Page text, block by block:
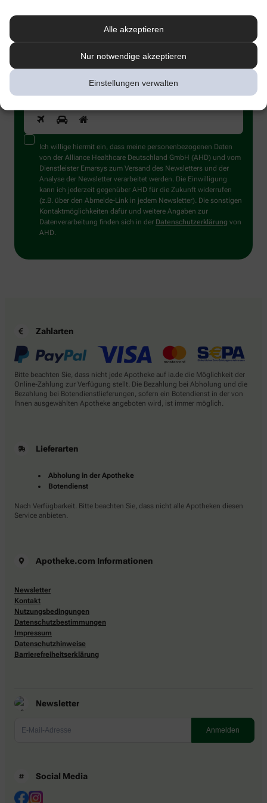
Alle akzeptieren
Nur notwendige akzeptieren
Einstellungen verwalten
Ich willige hiermit ein, dass meine personenbezogenen Daten
von der Alliance Healthcare Deutschland GmbH (AHD) und vom
Dienstleister Emarsys zum Versand des Newsletters und der
Analyse der Newsletter verarbeitet werden. Die Einwilligung
kann ich jederzeit gegenüber AHD für die Zukunft widerrufen
(z.B. über den Abmelde-Link in jedem Newsletter). Die sonstigen
Kontaktmöglichkeiten dafür und weitere Angaben zur
Datenverarbeitung finden sich in der Datenschutzerklärung von
AHD.
Zahlarten
Bitte beachten Sie, dass nicht jede Apotheke auf ia.de die Möglichkeit der
Online-Zahlung zur Verfügung stellt. Die Bezahlung bei Abholung und die
Bezahlung bei Botendienstlieferungen, sofern ein Botendienst in der von
Ihnen ausgewählten Apotheke angeboten wird, ist immer möglich.
Lieferarten
Abholung in der Apotheke
Botendienst
Nach Verfügbarkeit. Bitte beachten Sie, dass nicht alle Apotheken diesen
Service anbieten.
Apotheke.com Informationen
Newsletter
Kontakt
Nutzungsbedingungen
Datenschutzbestimmungen
Impressum
Datenschutzhinweise
Barrierefreiheitserklärung
Newsletter
Social Media